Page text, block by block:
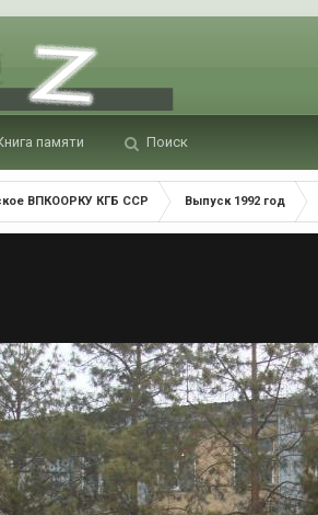
памяти Поиск
ВПКООРКУ КГБ ССР Выпуск 1992 год